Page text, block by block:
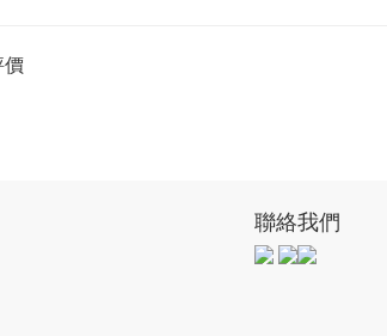
價
聯絡我們